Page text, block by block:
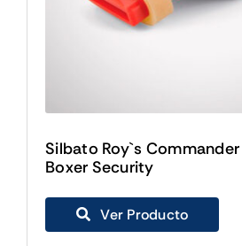
Silbato Roy`s
Boxer Security
Ver Producto